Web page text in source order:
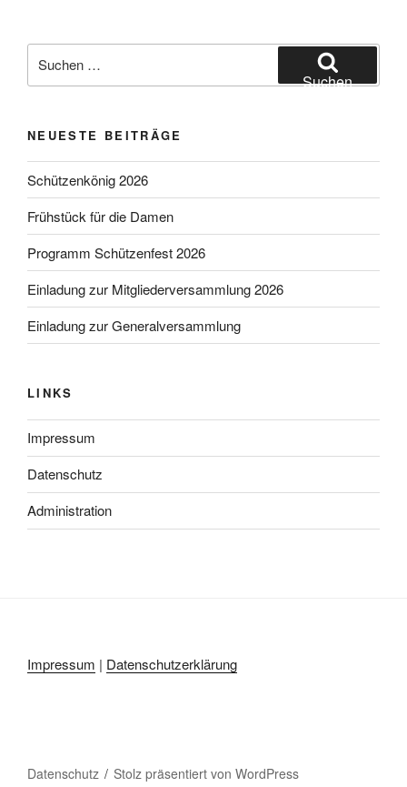
nach:
Suchen
NEUESTE BEITRÄGE
Schützenkönig 2026
Frühstück für die Damen
Programm Schützenfest 2026
Einladung zur Mitgliederversammlung 2026
Einladung zur Generalversammlung
LINKS
Impressum
Datenschutz
Administration
Impressum | Datenschutzerklärung
Datenschutz Stolz präsentiert von WordPress